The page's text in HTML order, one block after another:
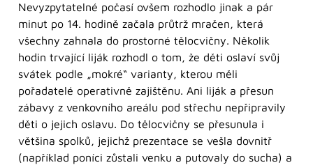
Nevyzpytatelné počasí ovšem rozhodlo jinak a pár
minut po 14. hodině začala průtrž mračen, která
všechny zahnala do prostorné tělocvičny. Několik
hodin trvající liják rozhodl o tom, že děti oslaví svůj
svátek podle „mokré“ varianty, kterou měli
pořadatelé operativně zajištěnu. Ani liják a přesun
zábavy z venkovního areálu pod střechu nepřipravily
děti o jejich oslavu. Do tělocvičny se přesunula i
většina spolků, jejichž prezentace se vešla dovnitř
(například poníci zůstali venku a putovaly do sucha) a